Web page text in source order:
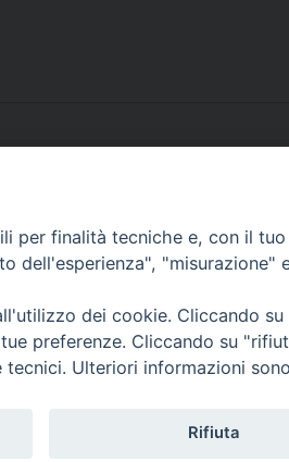
- servizigenerali@diocesi.pavia.it
per finalità tecniche e, con il
dell'esperienza",
dei cookie. Cliccando
preferenze. Cliccando su
Ulteriori informazioni
Rifiuta